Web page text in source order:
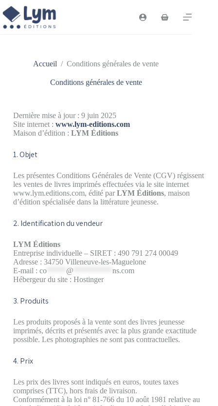
Accueil / Conditions générales de vente
Conditions générales de vente
Dernière mise à jour : 9 juin 2025
Site internet : www.lym-editions.com
Maison d’édition : LYM Éditions
1. Objet
Les présentes Conditions Générales de Vente (CGV) régissent
les ventes de livres imprimés effectuées via le site internet
www.lym.editions.com, édité par LYM Éditions, maison
d’édition spécialisée dans la littérature jeunesse.
2. Identification du vendeur
LYM Éditions
Entreprise individuelle – SIRET : 490 791 274 00049
Adresse : 34750 Villeneuve-les-Maguelone
E-mail : co***** @
ns.com
Hébergeur du site : Hostinger
3. Produits
Les produits proposés à la vente sont des livres jeunesse
imprimés, décrits et présentés avec la plus grande exactitude
possible. Les photographies ne sont pas contractuelles.
4. Prix
Les prix des livres sont indiqués en euros, toutes taxes
comprises (TTC), hors frais de livraison.
Conformément à la loi n° 81-766 du 10 août 1981 relative au